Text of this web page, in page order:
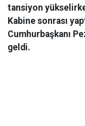
tansiyon
Kabine sonrası
Cumhurbaşkanı
geldi.